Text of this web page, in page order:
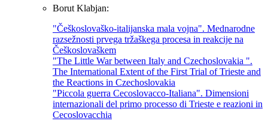
Borut Klabjan:
"Češkoslovaško-italijanska mala vojna". Mednarodne
razsežnosti prvega tržaškega procesa in reakcije na
Češkoslovaškem
"The Little War between Italy and Czechoslovakia ".
The International Extent of the First Trial of Trieste and
the Reactions in Czechoslovakia
"Piccola guerra Cecoslovacco-Italiana". Dimensioni
internazionali del primo processo di Trieste e reazioni in
Cecoslovacchia